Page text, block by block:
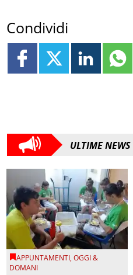
Condividi
ULTIME NEWS
APPUNTAMENTI,OGGI &
DOMANI